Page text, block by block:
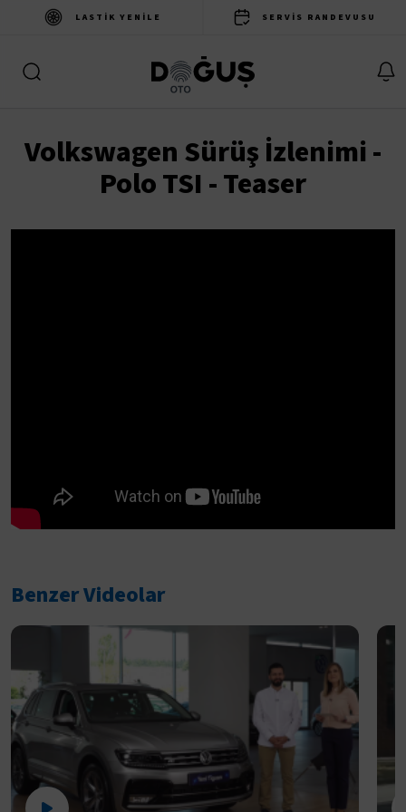
LASTIK YENILE SERVIS RANDEVUSU
Volkswagen Sürüş İzlenimi -
Polo TSI - Teaser
Benzer Videolar